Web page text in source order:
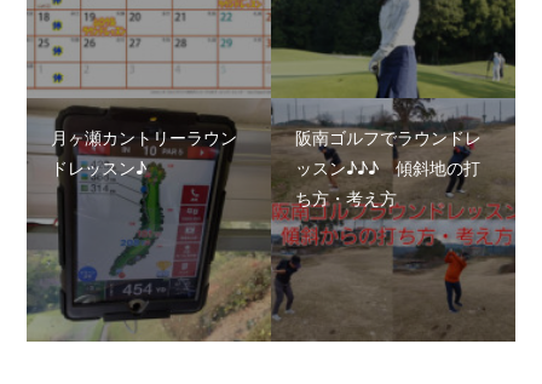
月ヶ瀬カントリーラウン
ドレッスン♪
阪南ゴルフでラウンドレ
ッスン♪♪♪ 傾斜地の打
ち方・考え方